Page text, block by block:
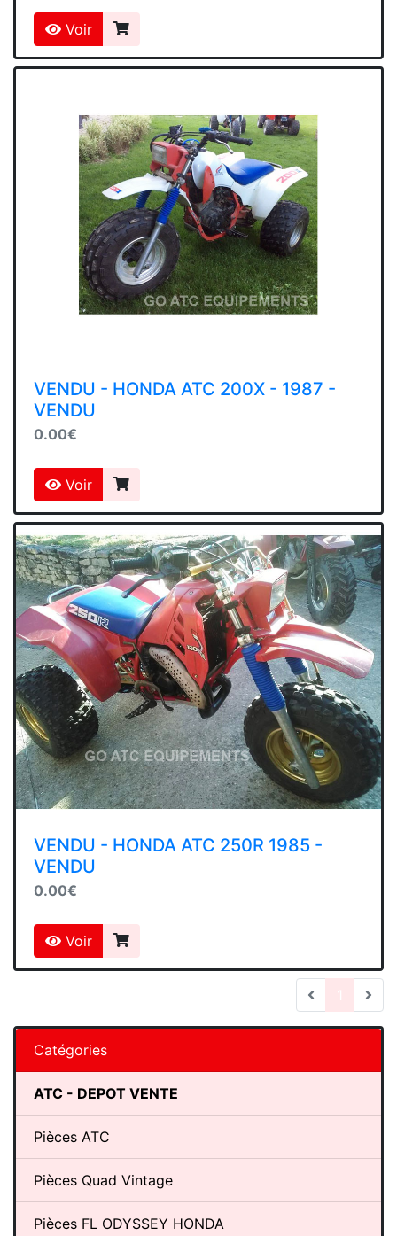
Voir
VENDU - HONDA ATC 200X - 1987 -
VENDU
0.00€
Voir
VENDU - HONDA ATC 250R 1985 -
VENDU
0.00€
Voir
Catégories
ATC - DEPOT VENTE
Pièces ATC
Pièces Quad Vintage
Pièces FL ODYSSEY HONDA